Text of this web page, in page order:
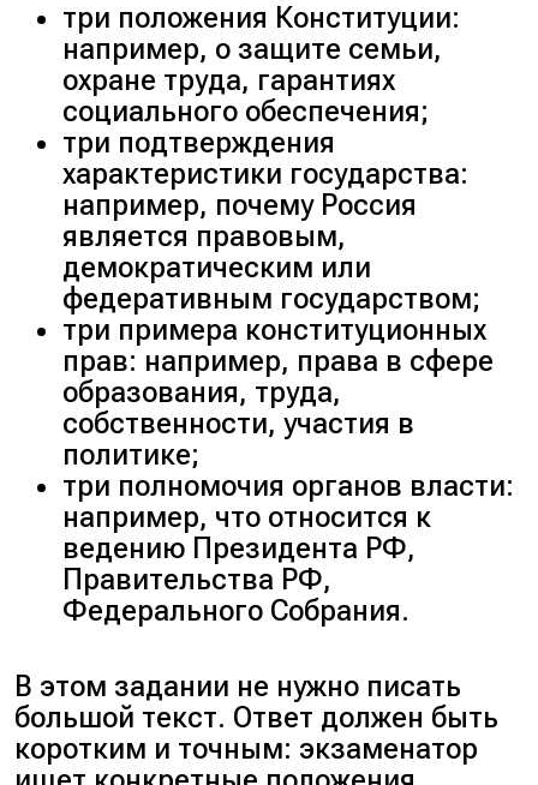
три положения Конституции:
например, о защите семьи,
охране труда, гарантиях
социального обеспечения;
три подтверждения
характеристики государства:
например, почему Россия
является правовым,
демократическим или
федеративным государством;
три примера конституционных
прав: например, права в сфере
образования, труда,
собственности, участия в
политике;
три полномочия органов власти:
например, что относится к
ведению Президента РФ,
Правительства РФ,
Федерального Собрания.
В этом задании не нужно писать
большой текст. Ответ должен быть
коротким и точным: экзаменатор